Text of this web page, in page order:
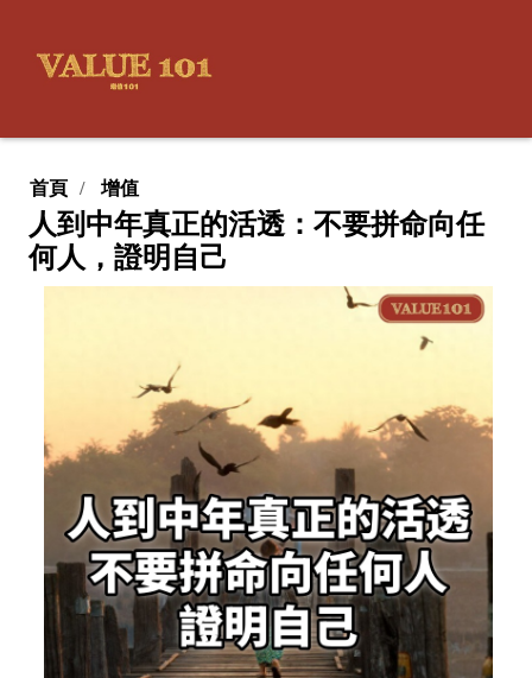
首頁 增值
人到中年真正的活透：不要拼命向任
何人，證明自己